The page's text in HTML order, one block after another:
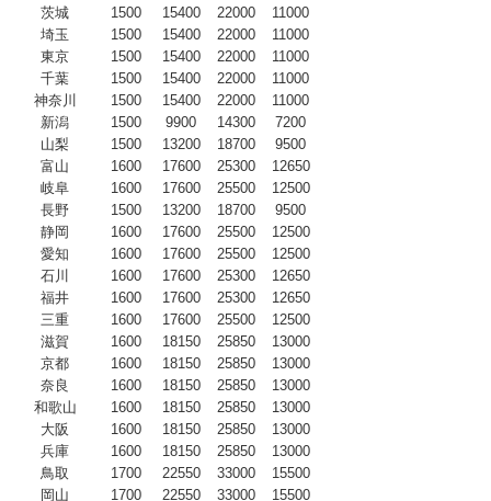
茨城
1500 15400 22000
11000
埼玉
1500 15400 22000
11000
東京
1500 15400 22000
11000
千葉
1500 15400 22000
11000
神奈川
1500 15400 22000
11000
新潟
1500 9900 14300
7200
山梨
1500 13200 18700
9500
富山
1600 17600 25300
12650
岐阜
1600 17600 25500
12500
長野
1500 13200 18700
9500
静岡
1600 17600 25500
12500
愛知
1600 17600 25500
12500
石川
1600 17600 25300
12650
福井
1600 17600 25300
12650
三重
1600 17600 25500
12500
滋賀
1600 18150 25850
13000
京都
1600 18150 25850
13000
奈良
1600 18150 25850
13000
和歌山
1600 18150 25850
13000
大阪
1600 18150 25850
13000
兵庫
1600 18150 25850
13000
鳥取
1700 22550 33000
15500
岡山
1700 22550 33000
15500